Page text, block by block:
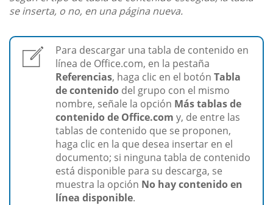
se inserta, o no, en una página nueva.
Para descargar una tabla de contenido en
línea de Office.com, en la pestaña
Referencias, haga clic en el botón Tabla
de contenido del grupo con el mismo
nombre, señale la opción Más tablas de
contenido de Office.com y, de entre las
tablas de contenido que se proponen,
haga clic en la que desea insertar en el
documento; si ninguna tabla de contenido
está disponible para su descarga, se
muestra la opción No hay contenido en
línea disponible.